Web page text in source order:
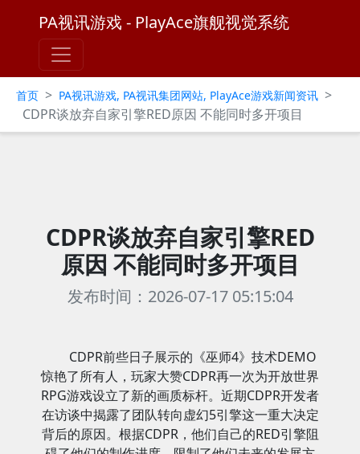
PA视讯游戏 - PlayAce旗舰视觉系统
首页 > PA视讯游戏, PA视讯集团网站, PlayAce游戏新闻资讯 >
CDPR谈放弃自家引擎RED原因 不能同时多开项目
CDPR谈放弃自家引擎RED
原因 不能同时多开项目
发布时间：2026-07-17 05:15:04
CDPR前些日子展示的《巫师4》技术DEMO
惊艳了所有人，玩家大赞CDPR再一次为开放世界
RPG游戏设立了新的画质标杆。近期CDPR开发者
在访谈中揭露了团队转向虚幻5引擎这一重大决定
背后的原因。根据CDPR，他们自己的RED引擎阻